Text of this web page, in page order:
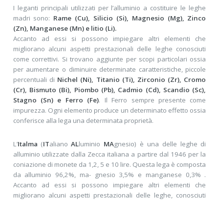
I leganti principali utilizzati per l’alluminio a costituire le leghe
madri sono: Rame (Cu), Silicio (Si), Magnesio (Mg), Zinco
(Zn), Manganese (Mn) e litio (Li).
Accanto ad essi si possono impiegare altri elementi che
migliorano alcuni aspetti prestazionali delle leghe conosciuti
come correttivi. Si trovano aggiunte per scopi particolari ossia
per aumentare o diminuire determinate caratteristiche, piccole
percentuali di Nichel (Ni), Titanio (Ti), Zirconio (Zr), Cromo
(Cr), Bismuto (Bi), Piombo (Pb), Cadmio (Cd), Scandio (Sc),
Stagno (Sn) e Ferro (Fe). Il Ferro sempre presente come
impurezza. Ogni elemento produce un determinato effetto ossia
conferisce alla lega una determinata proprietà.
L’Italma (ITalianoALluminio MAgnesio) è una delle leghe di
alluminio utilizzate dalla Zecca italiana a partire dal 1946 per la
coniazione di monete da 1,2, 5 e 10 lire. Questa lega è composta
da alluminio 96,2%, ma- gnesio 3,5% e manganese 0,3% .
Accanto ad essi si possono impiegare altri elementi che
migliorano alcuni aspetti prestazionali delle leghe, conosciuti